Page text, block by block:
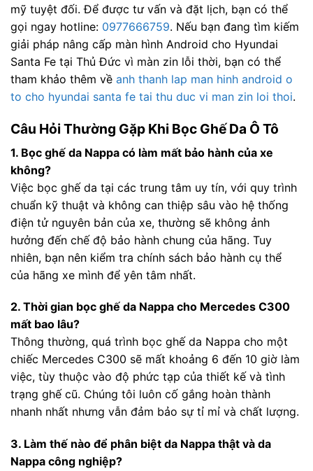
mỹ tuyệt đối. Để được tư vấn và đặt lịch, bạn có thể
gọi ngay hotline: 0977666759. Nếu bạn đang tìm kiếm
giải pháp nâng cấp màn hình Android cho Hyundai
Santa Fe tại Thủ Đức vì màn zin lỗi thời, bạn có thể
tham khảo thêm về anh thanh lap man hinh android o
to cho hyundai santa fe tai thu duc vi man zin loi thoi.
Câu Hỏi Thường Gặp Khi Bọc Ghế Da Ô Tô
1. Bọc ghế da Nappa có làm mất bảo hành của xe
không?
Việc bọc ghế da tại các trung tâm uy tín, với quy trình
chuẩn kỹ thuật và không can thiệp sâu vào hệ thống
điện tử nguyên bản của xe, thường sẽ không ảnh
hưởng đến chế độ bảo hành chung của hãng. Tuy
nhiên, bạn nên kiểm tra chính sách bảo hành cụ thể
của hãng xe mình để yên tâm nhất.
2. Thời gian bọc ghế da Nappa cho Mercedes C300
mất bao lâu?
Thông thường, quá trình bọc ghế da Nappa cho một
chiếc Mercedes C300 sẽ mất khoảng 6 đến 10 giờ làm
việc, tùy thuộc vào độ phức tạp của thiết kế và tình
trạng ghế cũ. Chúng tôi luôn cố gắng hoàn thành
nhanh nhất nhưng vẫn đảm bảo sự tỉ mỉ và chất lượng.
3. Làm thế nào để phân biệt da Nappa thật và da
Nappa công nghiệp?